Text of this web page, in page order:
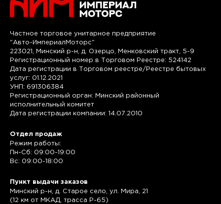
Частное торговое унитарное предприятие
"Авто-ИмпериалМоторс"
223021, Минский р-н, д. Озерцо, Менковский тракт, 5-9
Регистрационный номер в Торговом Реестре: 524142
Дата регистрации в Торговом реестре/Реестре бытовых
услуг: 01.12.2021
УНП: 691306384
Регистрационный орган: Минский районный
исполнительный комитет
Дата регистрации компании: 14.07.2010
Отдел продаж
Режим работы:
Пн-Сб: 09:00-19:00
Вс: 09:00-18:00
Пункт выдачи заказов
Минский р-н, д. Старое село, ул. Мира, 21
(12 км от МКАД, трасса P-65)